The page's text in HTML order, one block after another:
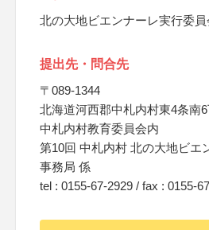
北の大地ビエンナーレ実行委員
提出先・問合先
〒089-1344
北海道河西郡中札内村東4条南
中札内村教育委員会内
第10回 中札内村 北の大地ビエ
事務局 係
tel : 0155-67-2929 / fax : 0155-